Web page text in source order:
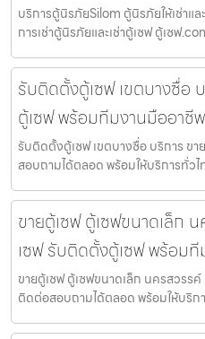
บริการตู้นิรภัยSilom ตู้นิรภัยให้เช่าแ
การเช่าตู้นิรภัยและเช่าตู้เซฟ ตู้เซฟ
รับติดตั้งตู้เซฟ เขตบางซื่อ
ตู้เซฟ พร้อมทีมงานมืออาชี
รับติดตั้งตู้เซฟ เขตบางซื่อ บริการ ข
สอบถามได้ตลอด พร้อมให้บริการทั่ว
ขายตู้เซฟ ตู้เซฟขนาดเล็ก
เซฟ รับติดตั้งตู้เซฟ พร้อม
ขายตู้เซฟ ตู้เซฟขนาดเล็ก นครสวรร
ติดต่อสอบถามได้ตลอด พร้อมให้บริก